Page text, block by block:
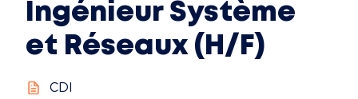
Ingénieur Système
et Réseaux (H/F)
CDI